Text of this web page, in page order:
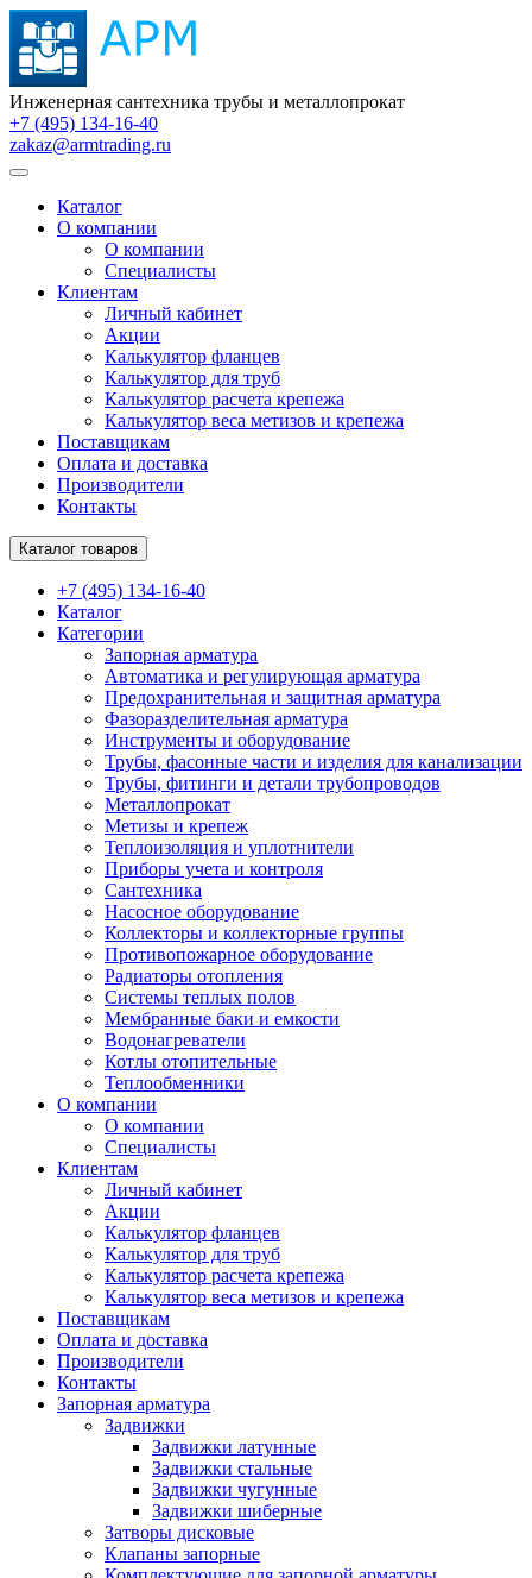
Инженерная сантехника трубы и металлопрокат
+7 (495) 134-16-40
zakaz@armtrading.ru
Каталог
О компании
О компании
Специалисты
Клиентам
Личный кабинет
Акции
Калькулятор фланцев
Калькулятор для труб
Калькулятор расчета крепежа
Калькулятор веса метизов и крепежа
Поставщикам
Оплата и доставка
Производители
Контакты
Каталог товаров
+7 (495) 134-16-40
Каталог
Категории
Запорная арматура
Автоматика и регулирующая арматура
Предохранительная и защитная арматура
Фазоразделительная арматура
Инструменты и оборудование
Трубы, фасонные части и изделия для канализации
Трубы, фитинги и детали трубопроводов
Металлопрокат
Метизы и крепеж
Теплоизоляция и уплотнители
Приборы учета и контроля
Сантехника
Насосное оборудование
Коллекторы и коллекторные группы
Противопожарное оборудование
Радиаторы отопления
Системы теплых полов
Мембранные баки и емкости
Водонагреватели
Котлы отопительные
Теплообменники
О компании
О компании
Специалисты
Клиентам
Личный кабинет
Акции
Калькулятор фланцев
Калькулятор для труб
Калькулятор расчета крепежа
Калькулятор веса метизов и крепежа
Поставщикам
Оплата и доставка
Производители
Контакты
Запорная арматура
Задвижки
Задвижки латунные
Задвижки стальные
Задвижки чугунные
Задвижки шиберные
Затворы дисковые
Клапаны запорные